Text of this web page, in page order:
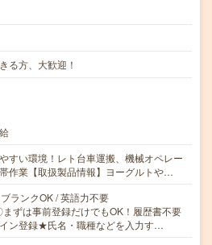
る方、大歓迎！
すい環境！レト台車運搬、機械オペレー
作業【取扱製品情報】ヨーグルトや…
ランクOK / 英語力不要
ずは事前登録だけでもOK！履歴書不要
ン登録★氏名・職種などを入力す…